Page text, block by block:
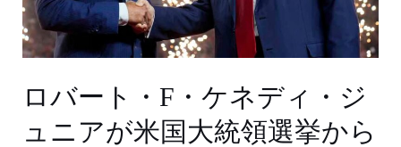
ロバート・F・ケネディ・ジ
ュニアが米国大統領選挙から
ネ
デ
ィ・
ジ
ュ
ニ